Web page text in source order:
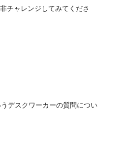
チャレンジしてみてくださ
デスクワーカーの質問につい